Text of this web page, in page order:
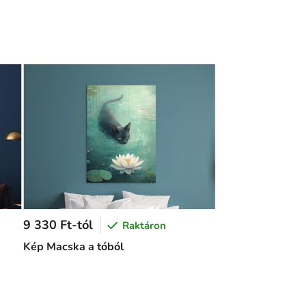
Kép Macska a tóból
9 330 Ft-tól Raktáron